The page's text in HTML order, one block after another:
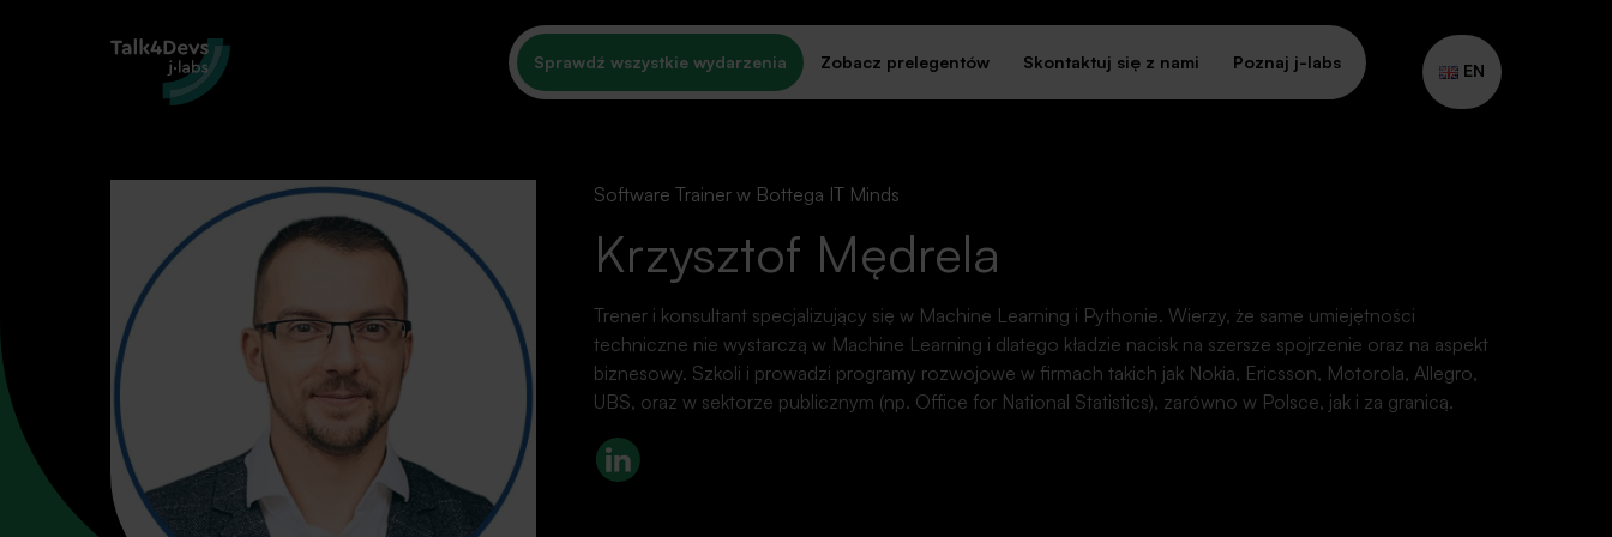
Sprawdź wszystkie wydarzenia Zobacz prelegentów Skontaktuj się z nami Poznaj j-labs EN
Software Trainer w Bottega IT Minds
Krzysztof Mędrela
Trener i konsultant specjalizujący się w Machine Learning i Pythonie. Wierzy, że same umiejętności
techniczne nie wystarczą w Machine Learning i dlatego kładzie nacisk na szersze spojrzenie oraz na aspekt
biznesowy. Szkoli i prowadzi programy rozwojowe w firmach takich jak Nokia, Ericsson, Motorola, Allegro,
UBS, oraz w sektorze publicznym (np. Office for National Statistics), zarówno w Polsce, jak i za granicą.
LinkedIn
WYDARZENIA
Światła, kamera, akcja
Sprawdź wydarzenia, z udziałem tego prelegenta.